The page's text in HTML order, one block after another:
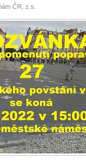
ČR, z.s.